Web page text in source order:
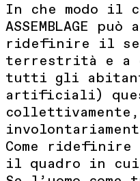
In che modo il
ASSEMBLAGE
ridefinire il
terrestrità e a
tutti gli
artificiali)
collettivamente,
Come ridefinire
il quadro in cui